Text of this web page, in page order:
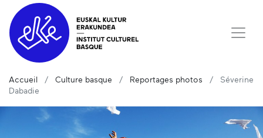
Accueil Culture basque Reportages photos
Séverine
Dabadie